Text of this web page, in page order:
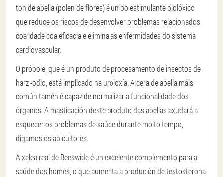
ton de abella (polen de flores) é un bo estimulante biolóxico
que reduce os riscos de desenvolver problemas relacionados
coa idade coa eficacia e elimina as enfermidades do sistema
cardiovascular.
O própole, que é un produto de procesamento de insectos de
harz -odio, está implicado na uroloxía. A cera de abella máis
común tamén é capaz de normalizar a funcionalidade dos
órganos. A masticación deste produto das abellas axudará a
esquecer os problemas de saúde durante moito tempo,
digamos os apicultores.
A xelea real de Beeswide é un excelente complemento para a
saúde dos homes, o que aumenta a produción de testosterona